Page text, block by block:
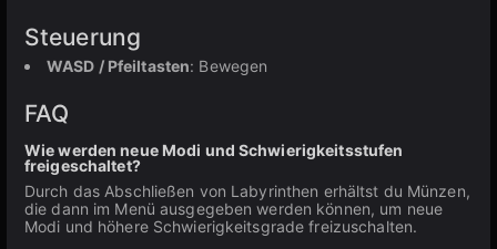
Steuerung
WASD / Pfeiltasten: Bewegen
FAQ
Wie werden neue Modi und Schwierigkeitsstufen
freigeschaltet?
Durch das Abschließen von Labyrinthen erhältst du Münzen,
die dann im Menü ausgegeben werden können, um neue
Modi und höhere Schwierigkeitsgrade freizuschalten.